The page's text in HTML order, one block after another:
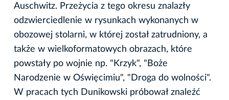
Auschwitz. Przeżycia z tego okresu znalazły
odzwierciedlenie w rysunkach wykonanych w
obozowej stolarni, w której został zatrudniony, a
także w wielkoformatowych obrazach, które
powstały po wojnie np. "Krzyk", "Boże
Narodzenie w Oświęcimiu", "Droga do wolności".
W pracach tych Dunikowski próbował znaleźć